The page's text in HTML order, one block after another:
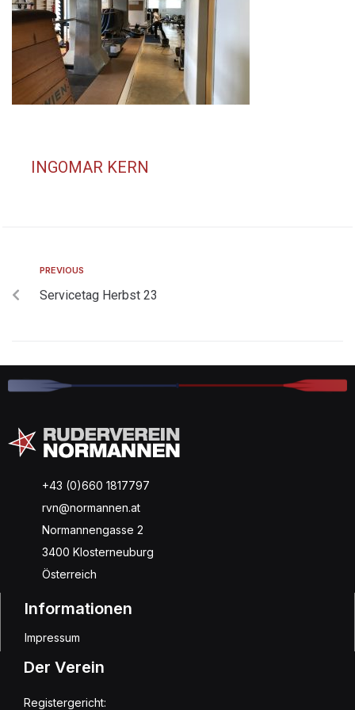
INGOMAR KERN
PREVIOUS
Servicetag Herbst 23
+43 (0)660 1817797
rvn@normannen.at
Normannengasse 2
3400 Klosterneuburg
Österreich
Informationen
Impressum
Der Verein
Registergericht: